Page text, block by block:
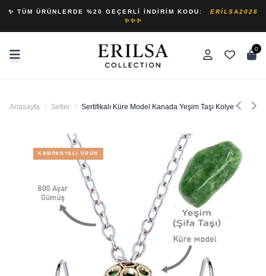
✨ TÜM ÜRÜNLERDE %20 GEÇERLI İNDIRIM KODU:
ERILSA2026
✨✨✨
0
Anasayfa / Setler / Sertifikalı Küre Model Kanada Yeşim Taşı Kolye ve Küpe
KAMPANYALI ÜRÜN